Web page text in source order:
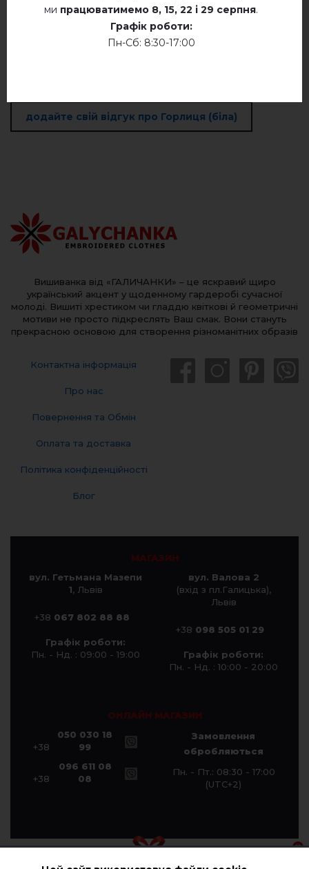
додайте свій відгук про Горлиця (біла)
Вишиванка від «ГАЛИЧАНКИ» – це яскравий щиро
український акцент у щоденному гардеробі сучасної
молоді. Вишиті хрестиком чи гладдю квіткові й геометричні
мотиви не просто підкреслять Ваш смак. Вони стануть
прекрасною основою для створення різноманітних образів
Контактна інформація
Про нас
Повернення та Обмін
Оплата та доставка
Політика конфіденційності
Блог
МАГАЗИН
вул. Гетьмана Мазепи
1, Львів
+38 067 802 88 88
Графік роботи:
Пн. - Нд. : 09:00 - 19:00
вул. Валова 2
(вхід з пл.Галицька),
Львів
+38 098 505 01 29
Графік роботи:
Пн. - Нд. : 10:00 - 20:00
ОНЛАЙН МАГАЗИН
+38
050 030 18
99
+38
096 611 08
08
Замовлення
обробляються
Пн. - Пт.: 08:30 - 17:00
(UTC+2)
ми працюватимемо 8, 15, 22 і 29 серпня.
Графік роботи:
Пн-Сб: 8:30-17:00